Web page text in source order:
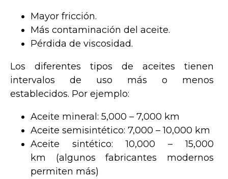
Mayor fricción.
Más contaminación del aceite.
Pérdida de viscosidad.
Los diferentes tipos de aceites tienen
intervalos de uso más o menos
establecidos. Por ejemplo:
Aceite mineral: 5,000 – 7,000 km
Aceite semisintético: 7,000 – 10,000 km
Aceite sintético: 10,000 – 15,000
km (algunos fabricantes modernos
permiten más)